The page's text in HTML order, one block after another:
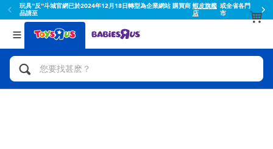
玩具"反"斗城官網已於2024年12月18日轉型為企業網站 購買商
品請至
蝦皮旗艦
店
或全省各門
市
返回
分類目錄
人氣英雄,角色扮演,射擊玩具
返回
品牌
Toy Story玩具總動員